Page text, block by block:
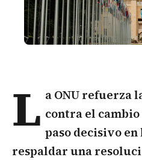
L a ONU refuerza
contra el
paso decisivo
respaldar una